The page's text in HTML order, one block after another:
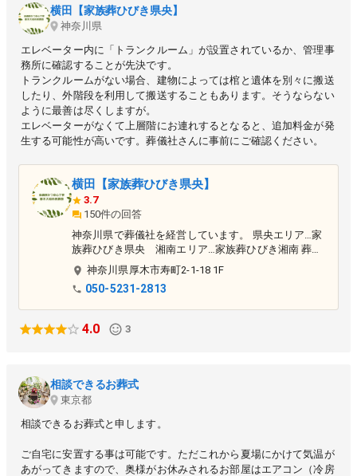
横田【家族葬ひびき県央】
神奈川県
エレベーター内に「トランクルーム」が設置されているか、管理事
務所に確認することが先決です。
トランクルームがない場合、建物によっては棺と遺体を別々に搬送
したり、外階段を利用して搬送することもあります。そうならない
ように最善は尽くしますが。
エレベーターがなくて上層階にお連れするとなると、追加料金が発
横田【家族葬ひびき県央】
3.7
150件の回答
神奈川県で葬儀社を経営しています。 県央エリア…家
族葬ひびき県央 湘南エリア…家族葬ひびき湘南 葬儀
前から葬儀後までワンストップにて対応しています。
神奈川県厚木市寿町2-1-18 1F
050-5231-2813
4.0 3
相談できるお葬式
東京都
相談できるお葬式と申します。
ご自宅に安置する事は可能です。ただこれから夏場にかけて気温が
あがってきますので、奥様がお休みされるお部屋はエアコン（冷房